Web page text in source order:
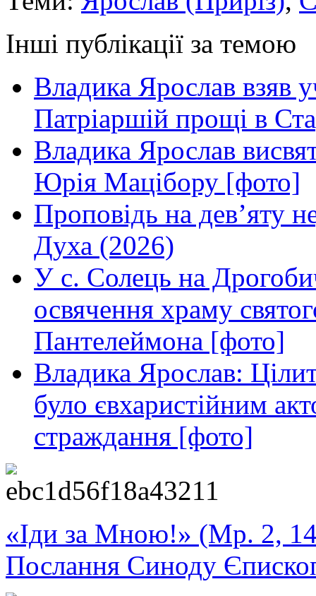
Інші публікації за темою
Владика Ярослав взяв
Патріаршій прощі в
Владика Ярослав
Юрія Мацібору [фото]
Проповідь на дев’яту
Духа (2026)
У с. Солець на
освячення храму
Пантелеймона [фото]
Владика Ярослав:
було євхаристійним
страждання [фото]
«Іди за Мною!» (Мр. 2,
Послання Синоду